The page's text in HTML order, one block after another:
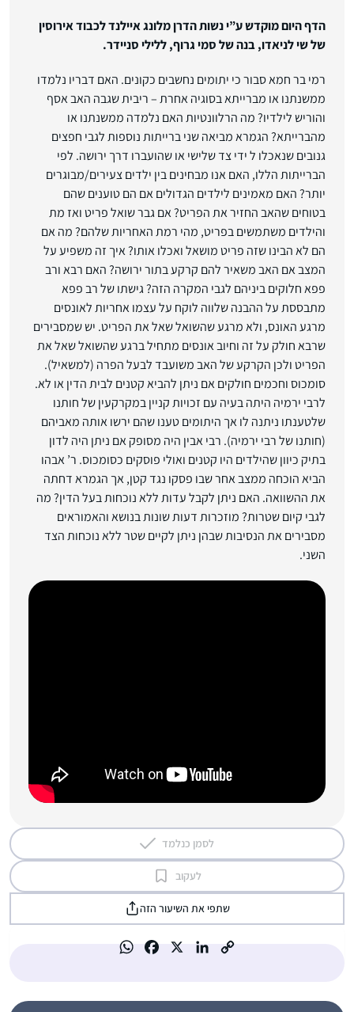
הדף היום מוקדש ע”י נשות הדרן מלונג איילנד לכבוד אירוסין
של שי לניאדו, בנה של סמי גרוף, ללילי סניידר.
רמי בר חמא סבור כי יתומים נחשבים כקונים. האם דבריו נלמדו
ממשנתנו או מברייתא בסוגיה אחרת – ריבית שגבה האב אסף
והוריש לילדיו? מה הרלוונטיות האם נלמדה ממשנתנו או
מהברייתא? הגמרא מביאה שני ברייתות נוספות לגבי חפצים
גנובים שנאכלו ל ידי צד שלישי או שהועברו דרך ירושה. לפי
הברייתות הללו, האם אנו מבחינים בין ילדים צעירים/מבוגרים
יותר? האם מאמינים לילדים הגדולים אם הם טוענים שהם
בטוחים שהאב החזיר את הפריט? אם גבר שואל פריט ואז מת
והילדים משתמשים בפריט, מהי רמת האחריות שלהם? מה אם
הם לא הבינו שזה פריט מושאל ואכלו אותו? איך זה משפיע על
המצב אם האב משאיר להם קרקע בתור ירושה? האם רבא ורב
פפא חלוקים ביניהם לגבי המקרה הזה? גישתו של רב פפא
מתבססת על ההבנה שלווה לוקח על עצמו אחריות לאונסים
מרגע האונס, ולא מרגע שהשואל שאל את הפריט. יש שמסבירים
שרבא חולק על זה וחיוב אונסים מתחיל ברגע שהשואל שאל את
הפריט ולכן הקרקע של האב משועבד לבעל הפרה (למשאיל).
סומכוס וחכמים חולקים אם ניתן להביא קטנים לבית הדין או לא.
לרבי ירמיה היתה בעיה עם זכויות קניין במקרקעין של חותנו
שלטענתו ניתנה לו אך היתומים טענו שהם ירשו אותה מאביהם
(חותנו של רבי ירמיה). רבי אבין היה מסופק אם ניתן היה לדון
בתיק כיוון שהילדים היו קטנים ואולי פוסקים כסומכוס. ר’ אבהו
הביא הוכחה ממצב אחר שבו פסקו נגד קטן, אך הגמרא דחתה
את ההשוואה. האם ניתן לקבל עדות ללא נוכחות בעל הדין? מה
לגבי קיום שטרות? מוזכרות דעות שונות בנושא והאמוראים
מסבירים את הנסיבות שבהן ניתן לקיים שטר ללא נוכחות הצד
השני.
לסמן כנלמד
לעקוב
שתפי את השיעור הזה